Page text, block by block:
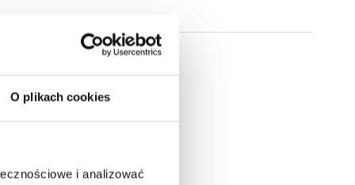
O plikach cookies
i analizować